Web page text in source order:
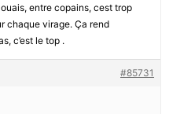
entre copains, cest trop
chaque virage. Ça rend
c’est le top .
#85731